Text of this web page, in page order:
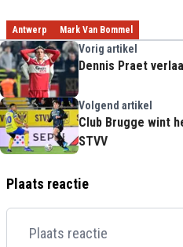
Antwerp Mark Van Bommel
Vorig artikel
Dennis Praet
Volgend artikel
Club Brugge wint
STVV
Plaats reactie